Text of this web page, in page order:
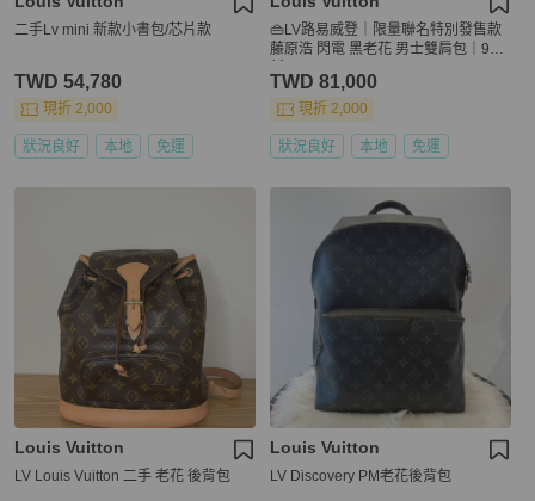
二手Lv mini 新款小書包/芯片款
TWD 54,780
現折 2,000
狀況良好 本地 免運
👜LV路易威登｜限量聯名特別發售款
藤原浩 閃電 黑老花 男士雙肩包｜98
TWD 81,000
現折 2,000
狀況良好 本地 免運
Louis Vuitton
LV Louis Vuitton 二手 老花 後背包
Louis Vuitton
LV Discovery PM老花後背包